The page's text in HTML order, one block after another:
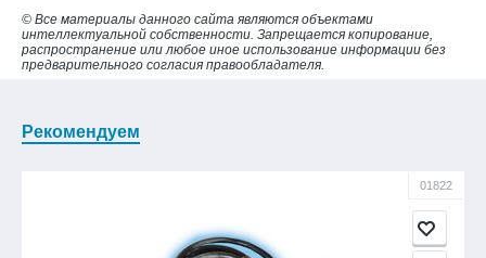
© Все материалы данного сайта являются объектами
интеллектуальной собственности. Запрещается копирование,
распространение или любое иное использование информации без
предварительного согласия правообладателя.
Рекомендуем
01822